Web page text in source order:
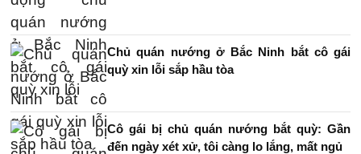
Chủ quán nướng ở Bắc Ninh bắt cô gái
quỳ xin lỗi sắp hầu tòa
Cô gái bị chủ quán nướng bắt quỳ: Gần
đến ngày xét xử, tôi càng lo lắng, mất ngủ